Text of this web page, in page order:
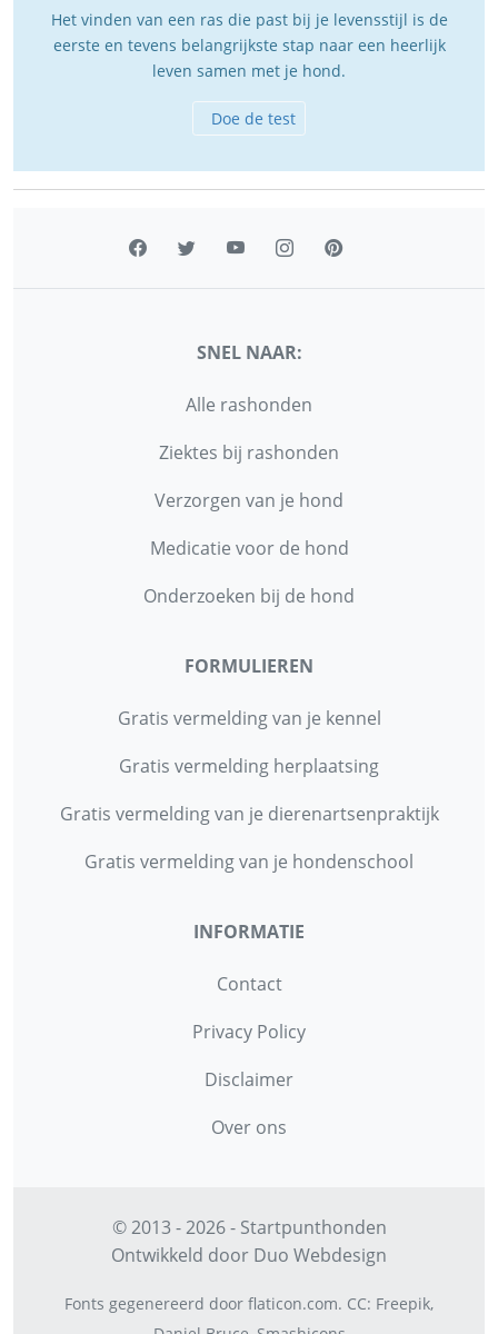
Het vinden van een ras die past bij je levensstijl is de
eerste en tevens belangrijkste stap naar een heerlijk
leven samen met je hond.
Doe de test
SNEL NAAR:
Alle rashonden
Ziektes bij rashonden
Verzorgen van je hond
Medicatie voor de hond
Onderzoeken bij de hond
FORMULIEREN
Gratis vermelding van je kennel
Gratis vermelding herplaatsing
Gratis vermelding van je dierenartsenpraktijk
Gratis vermelding van je hondenschool
INFORMATIE
Contact
Privacy Policy
Disclaimer
Over ons
© 2013 - 2026 - Startpunthonden
Ontwikkeld door Duo Webdesign
Fonts gegenereerd door flaticon.com. CC: Freepik,